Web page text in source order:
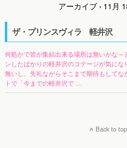
アーカイブ › 11月
ザ・プリンスヴィラ 軽井沢
何処かで皆が集結出来る場所は無いかな
ンしたばかりの軽井沢のコテージが気に
無いし、失礼ながらそこまで期待もして
トで「今までの軽井沢で …
Back to top